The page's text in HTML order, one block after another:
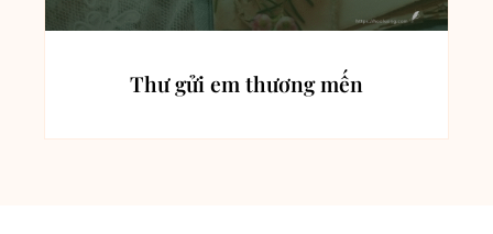
Thư gửi em thương mến